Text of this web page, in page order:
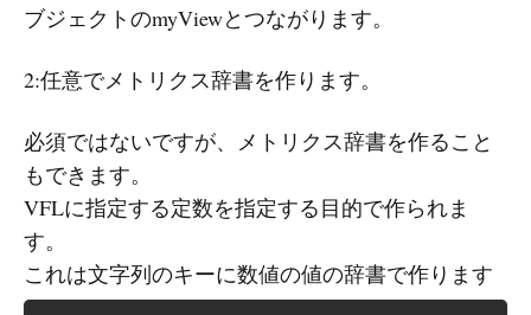
ブジェクトのmyViewとつながります。
2:任意でメトリクス辞書を作ります。
必須ではないですが、メトリクス辞書を作ること
もできます。
VFLに指定する定数を指定する目的で作られま
す。
これは文字列のキーに数値の値の辞書で作ります